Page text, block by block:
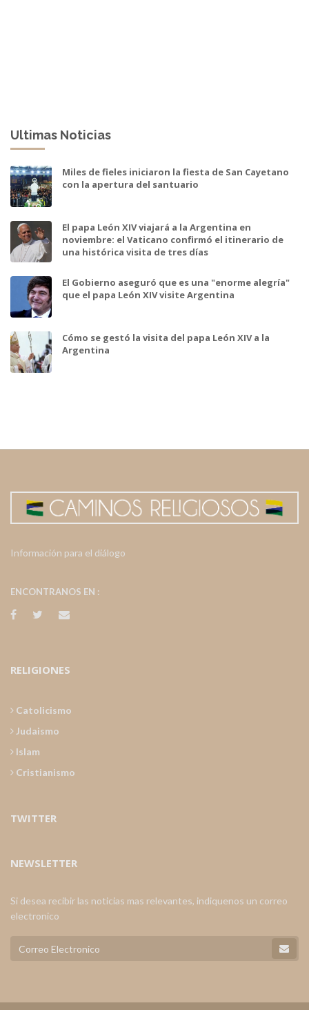
Ultimas Noticias
Miles de fieles iniciaron la fiesta de San Cayetano
con la apertura del santuario
El papa León XIV viajará a la Argentina en
noviembre: el Vaticano confirmó el itinerario de
una histórica visita de tres días
El Gobierno aseguró que es una "enorme alegría"
que el papa León XIV visite Argentina
Cómo se gestó la visita del papa León XIV a la
Argentina
Información para el diálogo
ENCONTRANOS EN :
RELIGIONES
Catolicismo
Judaismo
Islam
Cristianismo
TWITTER
NEWSLETTER
Si desea recibir las noticias mas relevantes, indiquenos un correo
electronico